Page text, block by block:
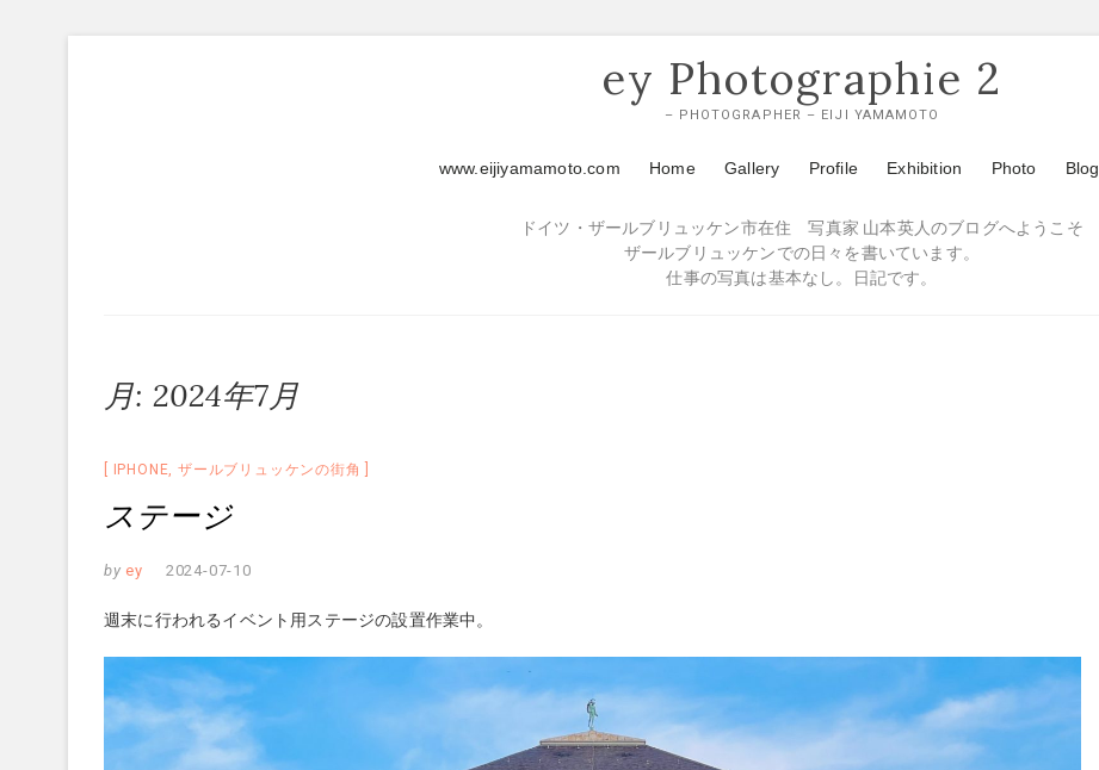
ey Photographie 2
– PHOTOGRAPHER – EIJI YAMAMOTO
www.eijiyamamoto.com Home Gallery Profile Exhibition Photo Blog
ドイツ・ザールブリュッケン市在住 写真家 山本英人のブログへようこそ
ザールブリュッケンでの日々を書いています。
仕事の写真は基本なし。日記です。
月: 2024年7月
IPHONE,ザールブリュッケンの街角
ステージ
by ey 2024-07-10
週末に行われるイベント用ステージの設置作業中。